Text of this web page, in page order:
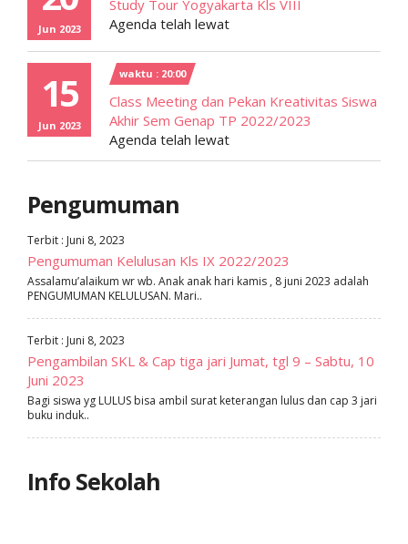
Jun 2023
Study Tour Yogyakarta Kls VIII
Agenda telah lewat
15
Jun 2023
waktu : 20:00
Class Meeting dan Pekan Kreativitas Siswa
Akhir Sem Genap TP 2022/2023
Agenda telah lewat
Pengumuman
Terbit : Juni 8, 2023
Pengumuman Kelulusan Kls IX 2022/2023
Assalamu’alaikum wr wb. Anak anak hari kamis , 8 juni 2023 adalah
PENGUMUMAN KELULUSAN. Mari..
Terbit : Juni 8, 2023
Pengambilan SKL & Cap tiga jari Jumat, tgl 9 – Sabtu, 10
Juni 2023
Bagi siswa yg LULUS bisa ambil surat keterangan lulus dan cap 3 jari
buku induk..
Info Sekolah